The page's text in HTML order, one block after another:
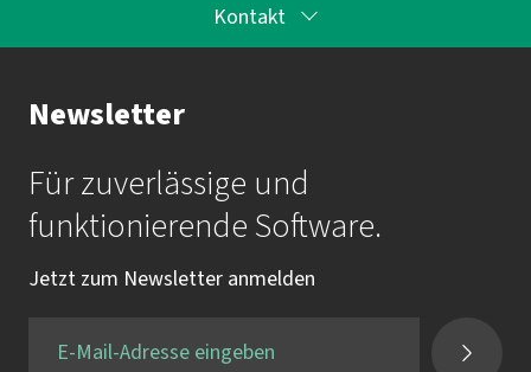
Kontakt
Ihr Kontakt zur Akademie
Frau Katrin Krauß
Mail: akademie@imbus.de
Tel.:
+49 9131 / 7518-750
Newsletter
Für zuverlässige und
funktionierende Software.
Jetzt zum Newsletter anmelden